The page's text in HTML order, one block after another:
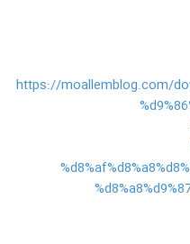
https://moallemblog.com/